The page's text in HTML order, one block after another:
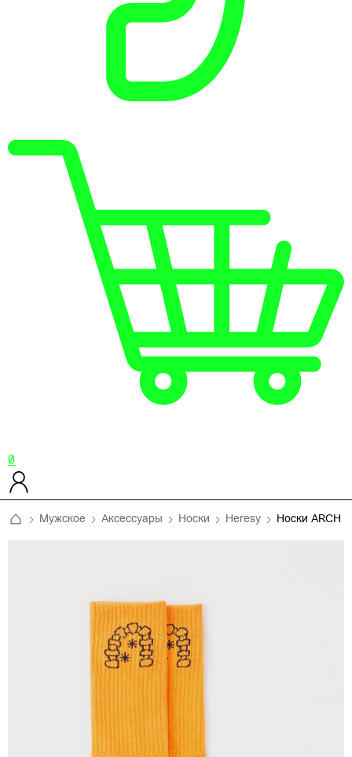
0
Мужское Аксессуары Носки Heresy Носки ARCH